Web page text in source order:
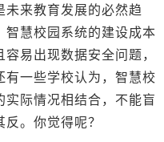
来教育发展的必然趋
慧校园系统的建设成本
易出现数据安全问题，
一些学校认为，智慧校
际情况相结合，不能盲
。你觉得呢？